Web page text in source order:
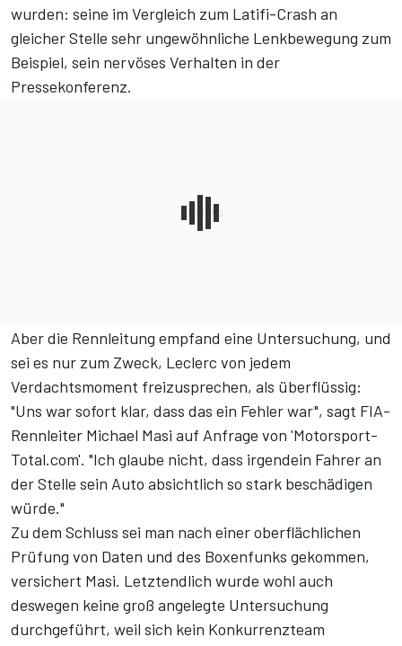
wurden: seine im Vergleich zum Latifi-Crash an
gleicher Stelle sehr ungewöhnliche Lenkbewegung zum
Beispiel, sein nervöses Verhalten in der
Pressekonferenz.
Aber die Rennleitung empfand eine Untersuchung, und
sei es nur zum Zweck, Leclerc von jedem
Verdachtsmoment freizusprechen, als überflüssig:
"Uns war sofort klar, dass das ein Fehler war", sagt FIA-
Rennleiter Michael Masi auf Anfrage von 'Motorsport-
Total.com'. "Ich glaube nicht, dass irgendein Fahrer an
der Stelle sein Auto absichtlich so stark beschädigen
würde."
Zu dem Schluss sei man nach einer oberflächlichen
Prüfung von Daten und des Boxenfunks gekommen,
versichert Masi. Letztendlich wurde wohl auch
deswegen keine groß angelegte Untersuchung
durchgeführt, weil sich kein Konkurrenzteam